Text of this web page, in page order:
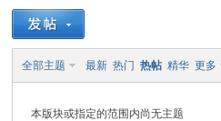
»
全部主题 最新 热门 热帖 精华 更多
本版块或指定的范围内尚无主题